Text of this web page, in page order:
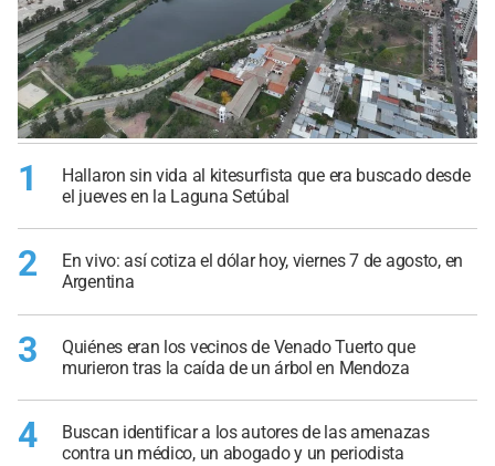
1
Hallaron sin vida al kitesurfista que era buscado desde
el jueves en la Laguna Setúbal
2
En vivo: así cotiza el dólar hoy, viernes 7 de agosto, en
Argentina
3
Quiénes eran los vecinos de Venado Tuerto que
murieron tras la caída de un árbol en Mendoza
4
Buscan identificar a los autores de las amenazas
contra un médico, un abogado y un periodista